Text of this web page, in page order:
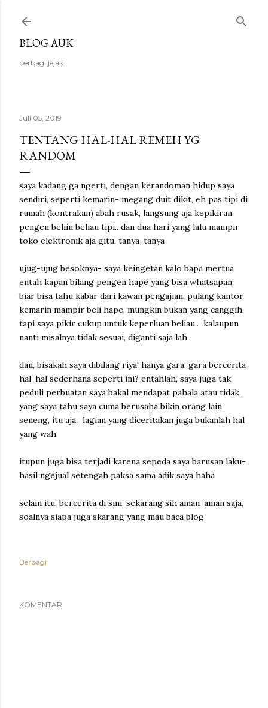
BLOG AUK
berbagi jejak
Juli 05, 2019
TENTANG HAL-HAL REMEH YG
RANDOM
saya kadang ga ngerti, dengan kerandoman hidup saya
sendiri, seperti kemarin- megang duit dikit, eh pas tipi di
rumah (kontrakan) abah rusak, langsung aja kepikiran
pengen beliin beliau tipi.. dan dua hari yang lalu mampir
toko elektronik aja gitu, tanya-tanya
ujug-ujug besoknya- saya keingetan kalo bapa mertua
entah kapan bilang pengen hape yang bisa whatsapan,
biar bisa tahu kabar dari kawan pengajian, pulang kantor
kemarin mampir beli hape, mungkin bukan yang canggih,
tapi saya pikir cukup untuk keperluan beliau.. kalaupun
nanti misalnya tidak sesuai, diganti saja lah.
dan, bisakah saya dibilang riya' hanya gara-gara bercerita
hal-hal sederhana seperti ini? entahlah, saya juga tak
peduli perbuatan saya bakal mendapat pahala atau tidak,
yang saya tahu saya cuma berusaha bikin orang lain
seneng, itu aja. lagian yang diceritakan juga bukanlah hal
yang wah.
itupun juga bisa terjadi karena sepeda saya barusan laku-
hasil ngejual setengah paksa sama adik saya haha
selain itu, bercerita di sini, sekarang sih aman-aman saja,
soalnya siapa juga skarang yang mau baca blog.
Berbagi
KOMENTAR